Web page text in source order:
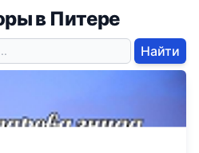
в Питере
Найти